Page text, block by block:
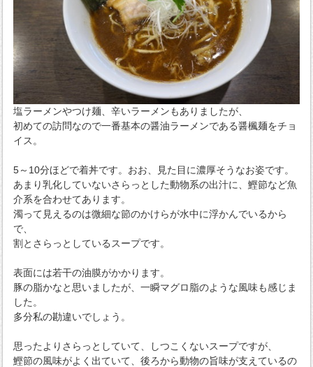
塩ラーメンやつけ麺、辛いラーメンもありましたが、
初めての訪問なので一番基本の醤油ラーメンである醤楓麺をチョ
イス。
5～10分ほどで着丼です。おお、見た目に濃厚そうなお姿です。
あまり乳化していないさらっとした動物系の出汁に、鰹節など魚
介系を合わせてあります。
濁って見えるのは微細な節のかけらが水中に浮かんでいるから
で、
割とさらっとしているスープです。
表面には若干の油膜がかかります。
豚の脂かなと思いましたが、一瞬マグロ脂のような風味も感じま
した。
多分私の勘違いでしょう。
思ったよりさらっとしていて、しつこくないスープですが、
鰹節の風味がよく出ていて、後ろから動物の旨味が支えているの